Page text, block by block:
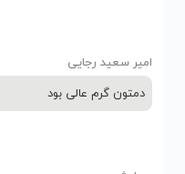
امیر سعید رجایی
دمتون گرم عالی بود